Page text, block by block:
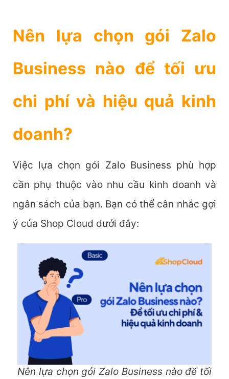
Nên lựa chọn gói Zalo
Business nào để tối ưu
chi phí và hiệu quả kinh
doanh?
Việc lựa chọn gói Zalo Business phù hợp
cần phụ thuộc vào nhu cầu kinh doanh và
ngân sách của bạn. Bạn có thể cân nhắc gợi
ý của Shop Cloud dưới đây:
Nên lựa chọn gói Zalo Business nào để tối